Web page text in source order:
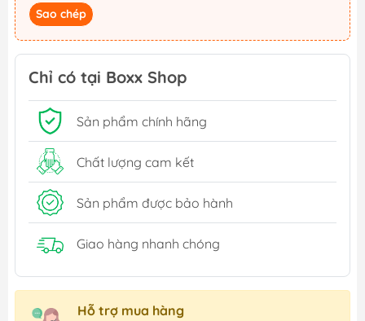
Sao chép
Chỉ có tại Boxx Shop
Sản phẩm chính hãng
Chất lượng cam kết
Sản phẩm được bảo hành
Giao hàng nhanh chóng
Hỗ trợ mua hàng